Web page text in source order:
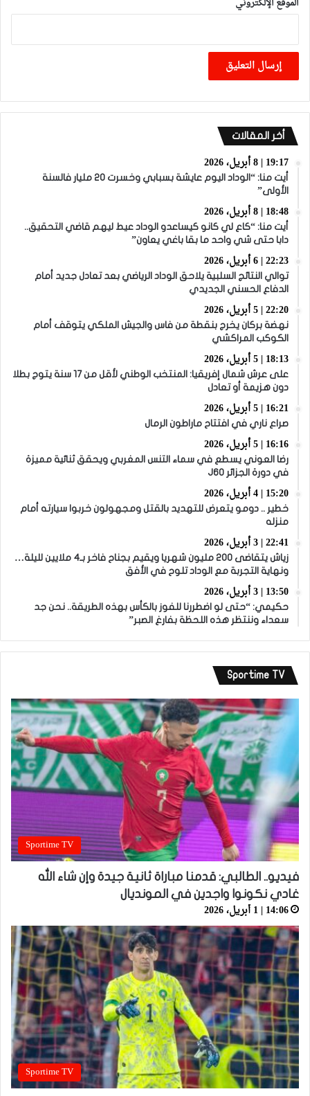
أخر المقالات
19:17 | 8 أبريل، 2026
أيت منا: “الوداد اليوم عايشة بسبابي وخسرت 20 مليار فالسنة
الأولى”
18:48 | 8 أبريل، 2026
أيت منا: “كاع لي كانو كيساعدو الوداد عيط ليهم قاضي التحقيق..
دابا حتى شي واحد ما بقا باغي يعاون”
22:23 | 6 أبريل، 2026
توالي النتائج السلبية يلاحق الوداد الرياضي بعد تعادل جديد أمام
الدفاع الحسني الجديدي
22:20 | 5 أبريل، 2026
نهضة بركان يخرج بنقطة من فاس والجيش الملكي يتوقف أمام
الكوكب المراكشي
18:13 | 5 أبريل، 2026
على عرش شمال إفريقيا: المنتخب الوطني لأقل من 17 سنة يتوج بطلا
دون هزيمة أو تعادل
16:21 | 5 أبريل، 2026
صراع ناري في افتتاح ماراطون الرمال
16:16 | 5 أبريل، 2026
رضا العوني يسطع في سماء التنس المغربي ويحقق ثنائية مميزة
في دورة الجزائر J60
15:20 | 4 أبريل، 2026
خطير .. دومو يتعرض للتهديد بالقتل ومجهولون خربوا سيارته أمام
منزله
22:41 | 3 أبريل، 2026
زياش يتقاضى 200 مليون شهريا ويقيم بجناح فاخر بـ4 ملايين لليلة…
ونهاية التجربة مع الوداد تلوح في الأفق
13:50 | 3 أبريل، 2026
حكيمي: “حتى لو اضطررنا للفوز بالكأس بهذه الطريقة.. نحن جد
سعداء وننتظر هذه اللحظة بفارغ الصبر”
Sportime TV
Sportime TV
فيديو.. الطالبي: قدمنا مباراة ثانية جيدة وإن شاء الله
غادي نكونوا واجدين في المونديال
14:06 | 1 أبريل، 2026
Sportime TV